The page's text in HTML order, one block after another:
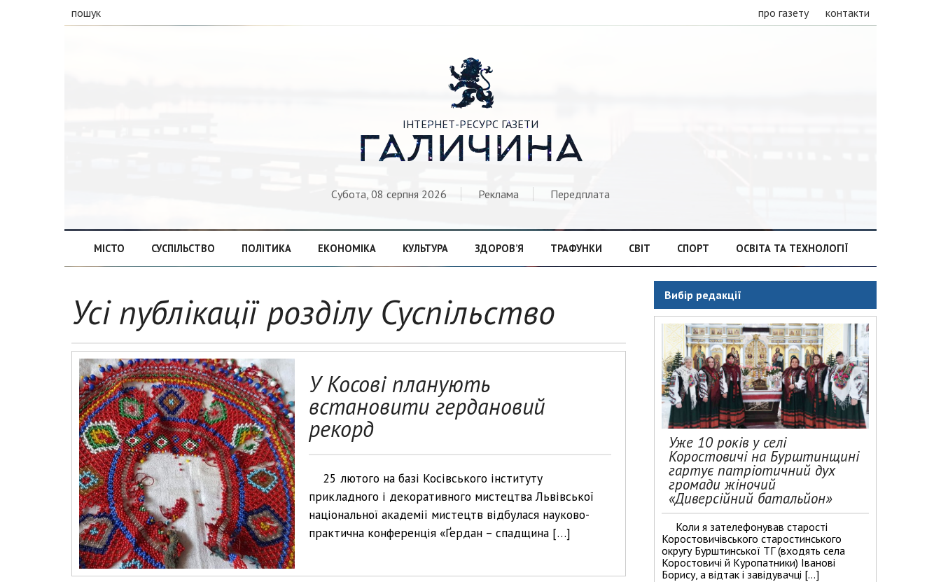
пошук про газету контакти

ІНТЕРНЕТ-РЕСУРС ГАЗЕТИ
ГАЛИЧИНА
Субота, 08 серпня 2026 Реклама Передплата
МІСТО СУСПІЛЬСТВО ПОЛІТИКА ЕКОНОМІКА КУЛЬТУРА ЗДОРОВ’Я ТРАФУНКИ СВІТ СПОРТ ОСВІТА ТА ТЕХНОЛОГІЇ
Усі публікації розділу Суспільство
У Косові планують
встановити гердановий
рекорд
25 лютого на базі Косівського інституту
прикладного і декоративного мистецтва Львівської
національної академії мистецтв відбулася науково-
практична конференція «Ґердан – спадщина […]
Вибір редакції
Уже 10 років у селі
Коростовичі на Бурштинщині
гартує патріотичний дух
громади жіночий
«Диверсійний батальйон»
Коли я зателефонував старості
Коростовичівського старостинського
округу Бурштинської ТГ (входять села
Коростовичі й Куропатники) Іванові
Борису, а відтак і завідувачці […]